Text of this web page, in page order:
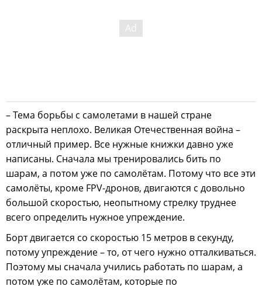
– Тема борьбы с самолетами в нашей стране
раскрыта неплохо. Великая Отечественная война –
отличный пример. Все нужные книжки давно уже
написаны. Сначала мы тренировались бить по
шарам, а потом уже по самолётам. Потому что все эти
самолёты, кроме FPV-дронов, двигаются с довольно
большой скоростью, неопытному стрелку труднее
всего определить нужное упреждение.
Борт двигается со скоростью 15 метров в секунду,
потому упреждение – то, от чего нужно отталкиваться.
Поэтому мы сначала учились работать по шарам, а
потом уже по самолётам, которые по